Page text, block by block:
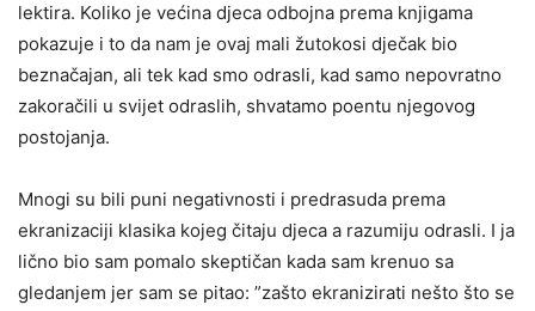
lektira. Koliko je većina djeca odbojna prema knjigama
pokazuje i to da nam je ovaj mali žutokosi dječak bio
beznačajan, ali tek kad smo odrasli, kad samo nepovratno
zakoračili u svijet odraslih, shvatamo poentu njegovog
postojanja.
Mnogi su bili puni negativnosti i predrasuda prema
ekranizaciji klasika kojeg čitaju djeca a razumiju odrasli. I ja
lično bio sam pomalo skeptičan kada sam krenuo sa
gledanjem jer sam se pitao: ”zašto ekranizirati nešto što se